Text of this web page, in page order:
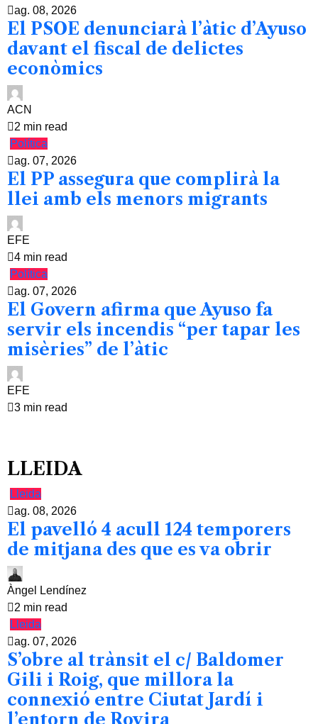
ag. 08, 2026
El PSOE denunciarà l’àtic d’Ayuso
davant el fiscal de delictes
econòmics
ACN
2 min read
Política
ag. 07, 2026
El PP assegura que complirà la
llei amb els menors migrants
EFE
4 min read
Política
ag. 07, 2026
El Govern afirma que Ayuso fa
servir els incendis “per tapar les
misèries” de l’àtic
EFE
3 min read
LLEIDA
Lleida
ag. 08, 2026
El pavelló 4 acull 124 temporers
de mitjana des que es va obrir
Àngel Lendínez
2 min read
Lleida
ag. 07, 2026
S’obre al trànsit el c/ Baldomer
Gili i Roig, que millora la
connexió entre Ciutat Jardí i
l’entorn de Rovira